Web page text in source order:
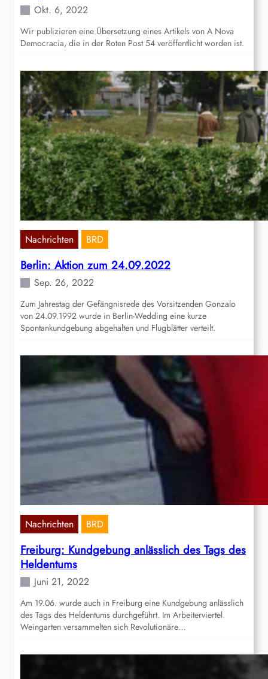
Okt. 6, 2022
Wir publizieren eine Übersetzung eines Artikels von A Nova
Democracia, die in der Roten Post 54 veröffentlicht worden ist.
Nachrichten BRD
Berlin: Aktion zum 24.09.2022
Sep. 26, 2022
Zum Jahrestag der Gefängnisrede des Vorsitzenden Gonzalo
von 24.09.1992 wurde in Berlin-Wedding eine kurze
Spontankundgebung abgehalten und Flugblätter verteilt.
Nachrichten BRD
Freiburg: Kundgebung anlässlich des Tags des
Heldentums
Juni 21, 2022
Am 19.06. wurde auch in Freiburg eine Kundgebung anlässlich
des Tags des Heldentums durchgeführt. Im Arbeiterviertel
Weingarten versammelten sich Revolutionäre…